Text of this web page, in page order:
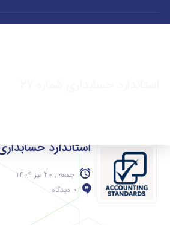
استاندارد حسابداری
جمعه , 20 تیر 1404
0 دیدگاه